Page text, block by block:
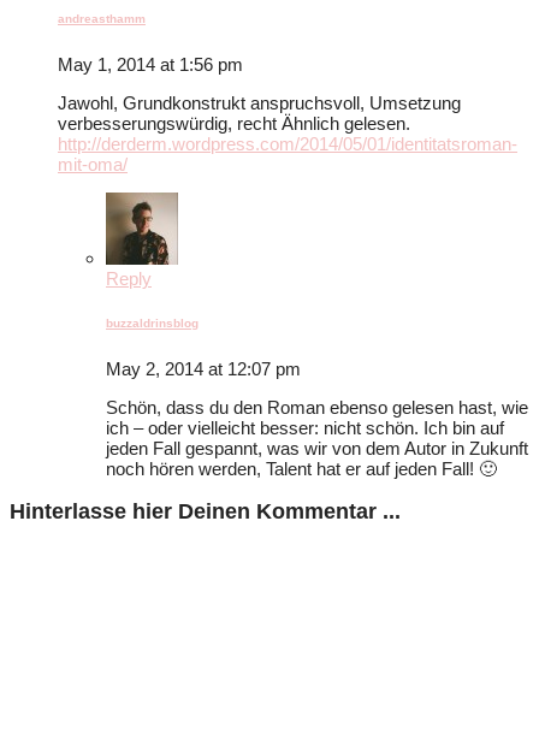
andreasthamm
May 1, 2014 at 1:56 pm
Jawohl, Grundkonstrukt anspruchsvoll, Umsetzung
verbesserungswürdig, recht Ähnlich gelesen.
http://derderm.wordpress.com/2014/05/01/identitatsroman-
mit-oma/
Reply
buzzaldrinsblog
May 2, 2014 at 12:07 pm
Schön, dass du den Roman ebenso gelesen hast, wie
ich – oder vielleicht besser: nicht schön. Ich bin auf
jeden Fall gespannt, was wir von dem Autor in Zukunft
noch hören werden, Talent hat er auf jeden Fall! 🙂
Hinterlasse hier Deinen Kommentar ...